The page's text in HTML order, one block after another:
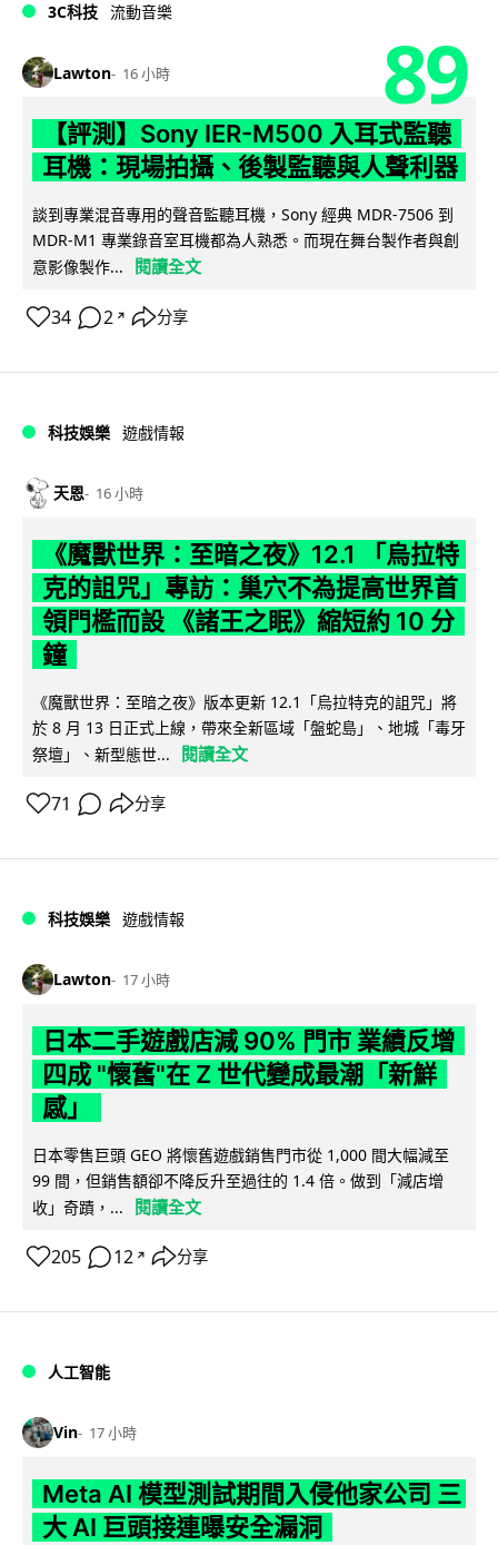
3C科技 流動音樂
Lawton 16 小時 89
【評測】Sony IER-M500 入耳式監聽
耳機：現場拍攝、後製監聽與人聲利器
談到專業混音專用的聲音監聽耳機，Sony 經典 MDR-7506 到
MDR-M1 專業錄音室耳機都為人熟悉。而現在舞台製作者與創
意影像製作...
閱讀全文
34 2 ↗ 分享
科技娛樂 遊戲情報
天恩 16 小時
《魔獸世界：至暗之夜》12.1 「烏拉特
克的詛咒」專訪：巢穴不為提高世界首
領門檻而設 《諸王之眠》縮短約 10 分
鐘
《魔獸世界：至暗之夜》版本更新 12.1「烏拉特克的詛咒」將
於 8 月 13 日正式上線，帶來全新區域「盤蛇島」、地城「毒牙
祭壇」、新型態世...
閱讀全文
71 分享
科技娛樂 遊戲情報
Lawton 17 小時
日本二手遊戲店減 90% 門市 業績反增
四成 "懷舊"在 Z 世代變成最潮「新鮮
感」
日本零售巨頭 GEO 將懷舊遊戲銷售門市從 1,000 間大幅減至
99 間，但銷售額卻不降反升至過往的 1.4 倍。做到「減店增
收」奇蹟，...
閱讀全文
205 12 ↗ 分享
人工智能
Vin 17 小時
Meta AI 模型測試期間入侵他家公司 三
大 AI 巨頭接連曝安全漏洞